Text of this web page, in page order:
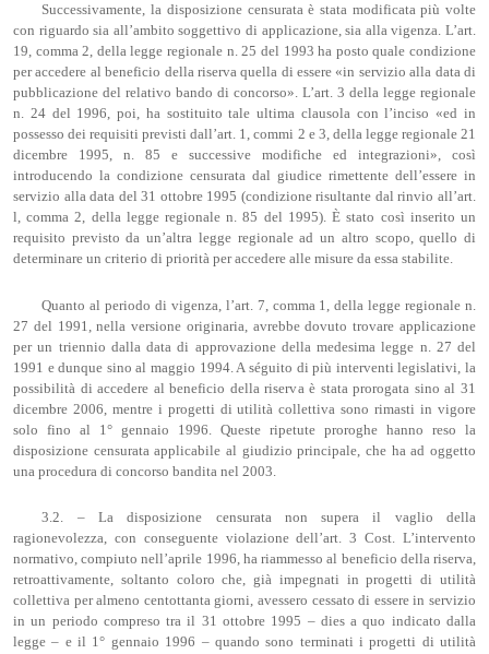
Successivamente, la disposizione censurata è stata modificata più volte
con riguardo sia all’ambito soggettivo di applicazione, sia alla vigenza. L’art.
19, comma 2, della legge regionale n. 25 del 1993 ha posto quale condizione
per accedere al beneficio della riserva quella di essere «in servizio alla data di
pubblicazione del relativo bando di concorso». L’art. 3 della legge regionale
n. 24 del 1996, poi, ha sostituito tale ultima clausola con l’inciso «ed in
possesso dei requisiti previsti dall’art. 1, commi 2 e 3, della legge regionale 21
dicembre 1995, n. 85 e successive modifiche ed integrazioni», così
introducendo la condizione censurata dal giudice rimettente dell’essere in
servizio alla data del 31 ottobre 1995 (condizione risultante dal rinvio all’art.
l, comma 2, della legge regionale n. 85 del 1995). È stato così inserito un
requisito previsto da un’altra legge regionale ad un altro scopo, quello di
determinare un criterio di priorità per accedere alle misure da essa stabilite.
Quanto al periodo di vigenza, l’art. 7, comma 1, della legge regionale n.
27 del 1991, nella versione originaria, avrebbe dovuto trovare applicazione
per un triennio dalla data di approvazione della medesima legge n. 27 del
1991 e dunque sino al maggio 1994. A séguito di più interventi legislativi, la
possibilità di accedere al beneficio della riserva è stata prorogata sino al 31
dicembre 2006, mentre i progetti di utilità collettiva sono rimasti in vigore
solo fino al 1° gennaio 1996. Queste ripetute proroghe hanno reso la
disposizione censurata applicabile al giudizio principale, che ha ad oggetto
una procedura di concorso bandita nel 2003.
3.2. – La disposizione censurata non supera il vaglio della
ragionevolezza, con conseguente violazione dell’art. 3 Cost. L’intervento
normativo, compiuto nell’aprile 1996, ha riammesso al beneficio della riserva,
retroattivamente, soltanto coloro che, già impegnati in progetti di utilità
collettiva per almeno centottanta giorni, avessero cessato di essere in servizio
in un periodo compreso tra il 31 ottobre 1995 – dies a quo indicato dalla
legge – e il 1° gennaio 1996 – quando sono terminati i progetti di utilità